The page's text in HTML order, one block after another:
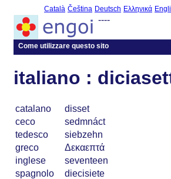
Català Čeština Deutsch Ελληνικά
----
Come utilizzare questo sito
italiano :
catalano
disset
ceco
sedmnáct
tedesco
siebzehn
greco
Δεκαεπτά
inglese
seventeen
spagnolo
diecisiete